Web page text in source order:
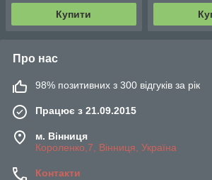
Купити
Про нас
98% позитивних з 300 відгуків за рік
Працює з 21.09.2015
м. Вінниця
Короленко,7, Вінниця, Україна
Контакти